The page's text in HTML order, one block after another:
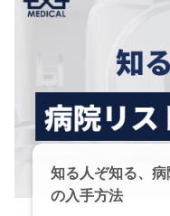
知る人ぞ知る、
の入手方法